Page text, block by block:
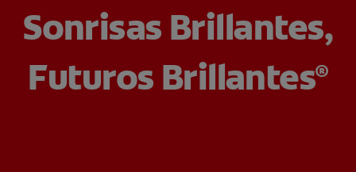
CHEQUEO DE SALUD BUCAL
CORRESPONDENCIA DE PRODUCTOS
Sonrisas Brillantes,
Futuros Brillantes®